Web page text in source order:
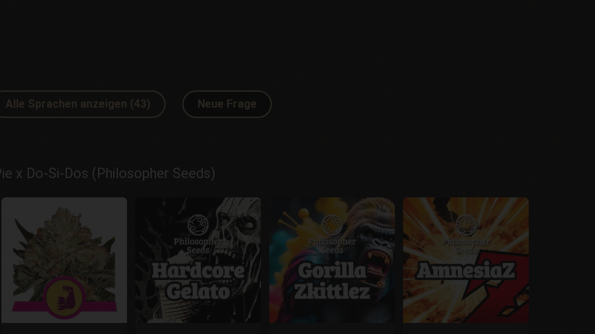
Alle Sprachen anzeigen (43) Neue Frage
x Do-Si-Dos (Philosopher Seeds)